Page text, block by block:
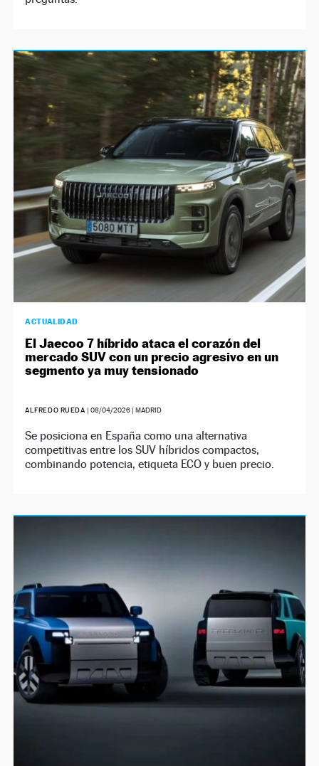
ACTUALIDAD
El Jaecoo 7 híbrido ataca el corazón del
mercado SUV con un precio agresivo en un
segmento ya muy tensionado
ALFREDO RUEDA |08/04/2026 | MADRID
Se posiciona en España como una alternativa
competitivas entre los SUV híbridos compactos,
combinando potencia, etiqueta ECO y buen precio.